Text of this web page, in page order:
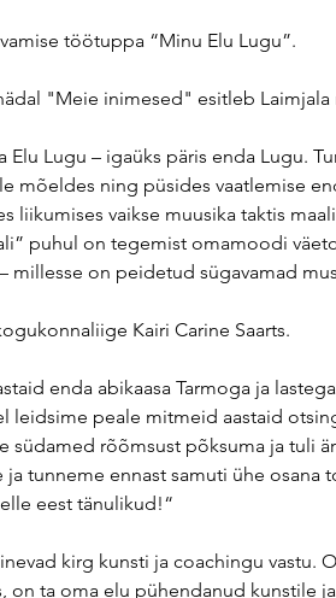
töötuppa “Minu Elu Lugu”.
"Meie inimesed" esitleb
Lugu – igaüks päris enda Lugu.
mõeldes ning püsides vaatlemise
liikumises vaikse muusika taktis
puhul on tegemist omamoodi
millesse on peidetud sügavamad
Kairi Carine Saarts.
enda abikaasa Tarmoga ja
leidsime peale mitmeid aastaid
südamed rõõmsust põksuma ja tuli
tunneme ennast samuti ühe
eest tänulikud!“
kirg kunsti ja coachingu vastu.
on ta oma elu pühendanud kunstile